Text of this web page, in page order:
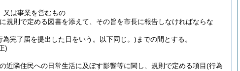
又は事業を営むもの
則で定める図書を添えて、その旨を市長に報告しなければならな
為完了届を提出した日をいう。以下同じ。) までの間とする。
)
隣住民への日常生活に及ぼす影響等に関し、規則で定める項目(行為